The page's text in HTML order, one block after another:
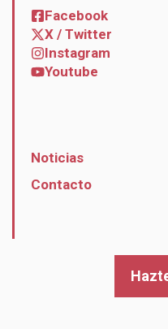
Facebook
X / Twitter
Instagram
Youtube
Noticias
Contacto